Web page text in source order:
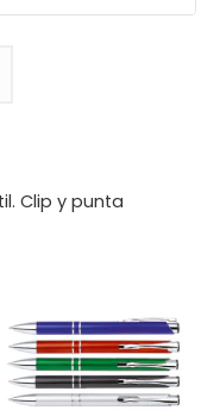
Clip y punta
Este
producto
tiene
múltiples